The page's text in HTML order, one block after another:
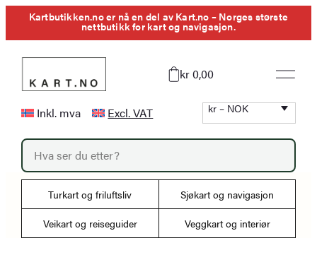
HoppKartbutikken.no er nå en del av Kart.no – Norges største
nettbutikk for kart og navigasjon.
kr 0,00
Inkl. mva Excl. VAT kr – NOK
P
o
d
t
Turkart og friluftsliv Sjøkart og navigasjon
Veikart og reiseguider Veggkart og interiør